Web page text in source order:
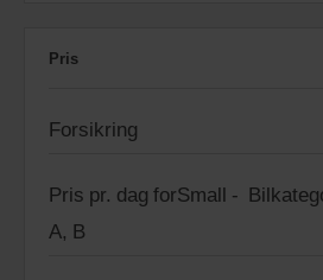
Pris
Forsikring
Pris pr. dag forSmall -
A, B